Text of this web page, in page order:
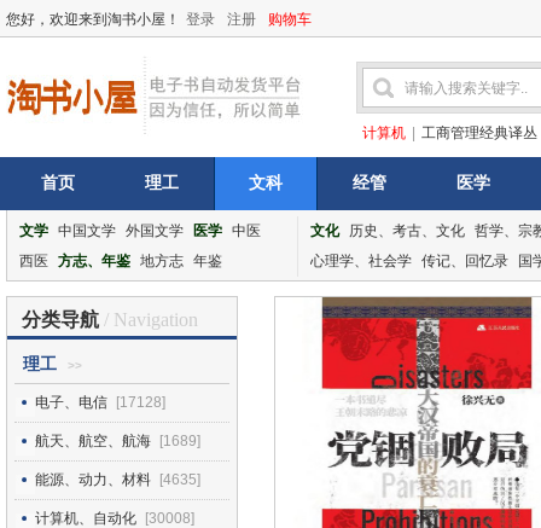
您好，欢迎来到淘书小屋！ 登录 注册 购物车
计算机 工商管理经典译丛
首页 理工 文科 经管 医学
文学 中国文学 外国文学 医学 中医
西医
方志、年鉴 地方志 年鉴
文化 历史、考古、文化 哲学、宗
心理学、社会学 传记、回忆录 国
分类导航 / Navigation
理工 >>
电子、电信 [17128]
航天、航空、航海 [1689]
能源、动力、材料 [4635]
计算机、自动化 [30008]